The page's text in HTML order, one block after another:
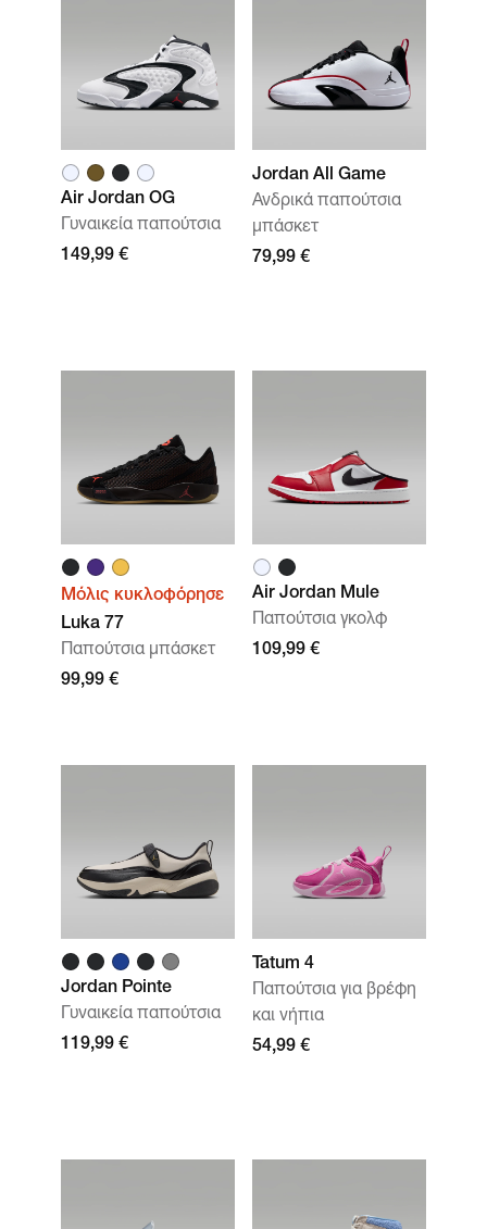
Air Jordan OG
Γυναικεία παπούτσια
149,99 €
Jordan All Game
Ανδρικά παπούτσια
μπάσκετ
79,99 €
Μόλις κυκλοφόρησε
Luka 77
Παπούτσια μπάσκετ
99,99 €
Air Jordan Mule
Παπούτσια γκολφ
109,99 €
Jordan Pointe
Γυναικεία παπούτσια
119,99 €
Tatum 4
Παπούτσια για βρέφη
και νήπια
54,99 €